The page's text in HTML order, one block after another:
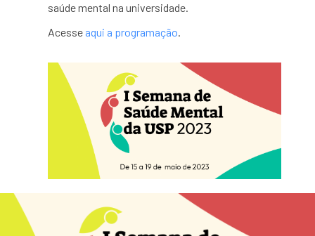
saúde mental na universidade.
Acesse aqui a programação.